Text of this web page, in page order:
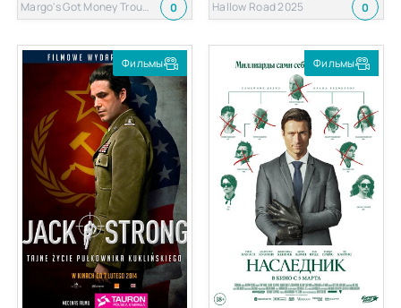
Margo's Got Money Troubles 2026 0 Hallow Road 2025 0
Фильмы Фильмы